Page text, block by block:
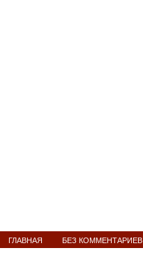
ГЛАВНАЯ БЕЗ КОММЕНТАРИЕВ